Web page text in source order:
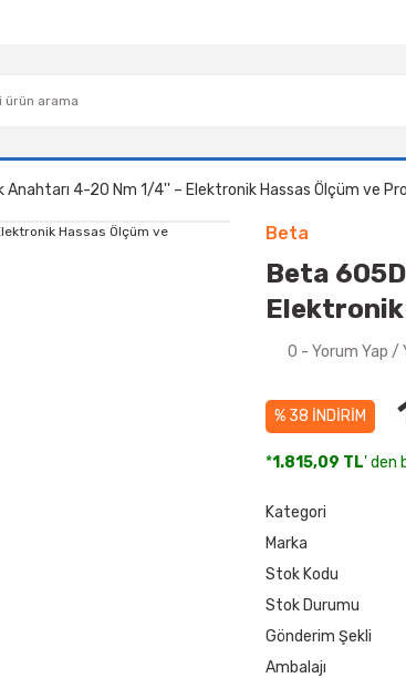
4-20 Nm 1/4'' – Elektronik Hassas Ölçüm ve
Beta
Beta
Elektronik
0 - Yorum Yap /
% 38 İNDİRİM
*1.815,09 TL' den
Kategori
Marka
Stok Kodu
Stok Durumu
Gönderim Şekli
Ambalajı